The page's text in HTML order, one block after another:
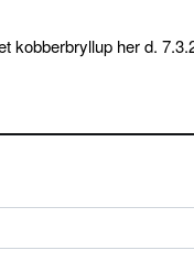
kobberbryllup her d.